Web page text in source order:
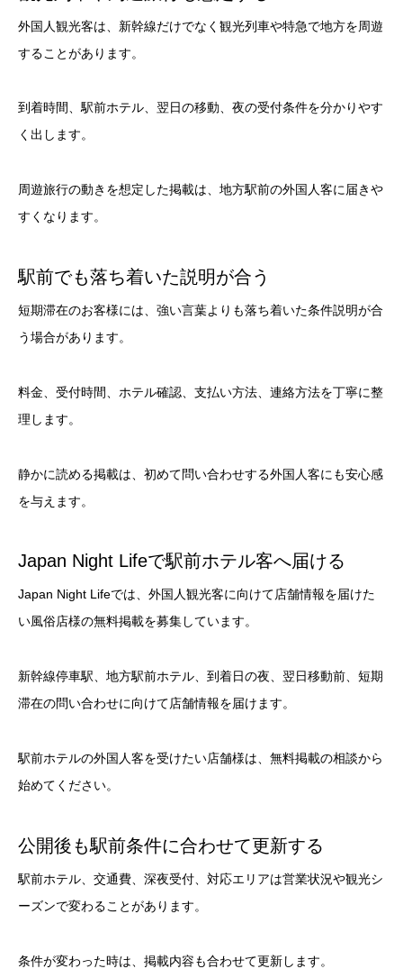
外国人観光客は、新幹線だけでなく観光列車や特急で地方を周遊
することがあります。
到着時間、駅前ホテル、翌日の移動、夜の受付条件を分かりやす
く出します。
周遊旅行の動きを想定した掲載は、地方駅前の外国人客に届きや
すくなります。
駅前でも落ち着いた説明が合う
短期滞在のお客様には、強い言葉よりも落ち着いた条件説明が合
う場合があります。
料金、受付時間、ホテル確認、支払い方法、連絡方法を丁寧に整
理します。
静かに読める掲載は、初めて問い合わせする外国人客にも安心感
を与えます。
Japan Night Lifeで駅前ホテル客へ届ける
Japan Night Lifeでは、外国人観光客に向けて店舗情報を届けた
い風俗店様の無料掲載を募集しています。
新幹線停車駅、地方駅前ホテル、到着日の夜、翌日移動前、短期
滞在の問い合わせに向けて店舗情報を届けます。
駅前ホテルの外国人客を受けたい店舗様は、無料掲載の相談から
始めてください。
公開後も駅前条件に合わせて更新する
駅前ホテル、交通費、深夜受付、対応エリアは営業状況や観光シ
ーズンで変わることがあります。
条件が変わった時は、掲載内容も合わせて更新します。